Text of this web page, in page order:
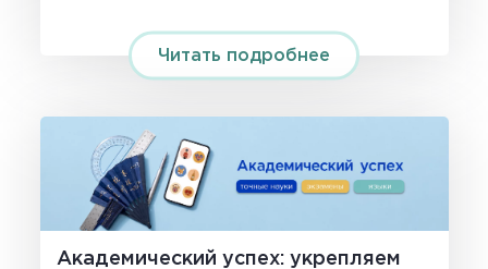
Читать подробнее
Академический успех: укрепляем